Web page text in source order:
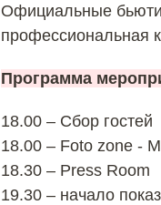
Официальные
профессиональная
Программа
18.00 – Сбор гостей
18.00 – Foto zone -
18.30 – Press Room
19.30 – начало